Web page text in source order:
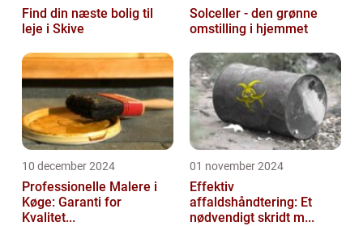
Find din næste bolig til
leje i Skive
Solceller - den grønne
omstilling i hjemmet
10 december 2024
Professionelle Malere i
Køge: Garanti for
Kvalitet...
01 november 2024
Effektiv
affaldshåndtering: Et
nødvendigt skridt m...